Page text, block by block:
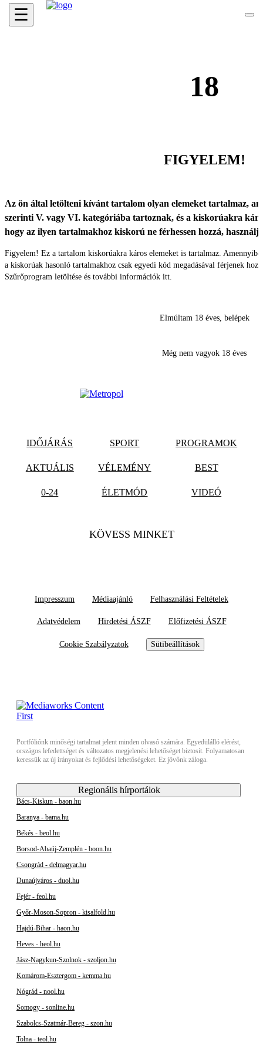
☰
18
FIGYELEM!
Az ön által letölteni kívánt tartalom olyan elemeket tartalmaz,
szerinti V. vagy VI. kategóriába tartoznak, és a kiskorúakra
hogy az ilyen tartalmakhoz kiskorú ne férhessen hozzá,
Figyelem! Ez a tartalom kiskorúakra káros elemeket is tartalmaz.
a kiskorúak hasonló tartalmakhoz csak egyedi kód megadásával férjenek
Szűrőprogram letöltése és további információk itt.
Elmúltam 18 éves, belépek
Még nem vagyok 18 éves
IDŐJÁRÁS SPORT PROGRAMOK
AKTUÁLIS VÉLEMÉNY BEST
0-24 ÉLETMÓD VIDEÓ
KÖVESS MINKET
Impresszum Médiaajánló Felhasználási Feltételek
Adatvédelem Hirdetési ÁSZF Előfizetési ÁSZF
Cookie Szabályzatok Sütibeállítások
Portfóliónk minőségi tartalmat jelent minden olvasó számára. Egyedülálló elérést,
országos lefedettséget és változatos megjelenési lehetőséget biztosít. Folyamatosan
keressük az új irányokat és fejlődési lehetőségeket. Ez jövőnk záloga.
Regionális hírportálok
Bács-Kiskun - baon.hu
Baranya - bama.hu
Békés - beol.hu
Borsod-Abaúj-Zemplén - boon.hu
Csongrád - delmagyar.hu
Dunaújváros - duol.hu
Fejér - feol.hu
Győr-Moson-Sopron - kisalfold.hu
Hajdú-Bihar - haon.hu
Heves - heol.hu
Jász-Nagykun-Szolnok - szoljon.hu
Komárom-Esztergom - kemma.hu
Nógrád - nool.hu
Somogy - sonline.hu
Szabolcs-Szatmár-Bereg - szon.hu
Tolna - teol.hu